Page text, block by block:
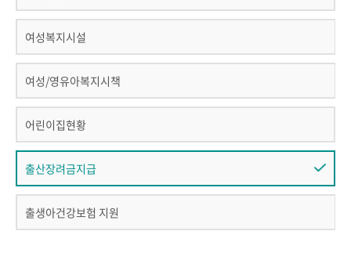
여성복지시설
여성/영유아복지시책
어린이집현황
출산장려금지급
출생아건강보험 지원